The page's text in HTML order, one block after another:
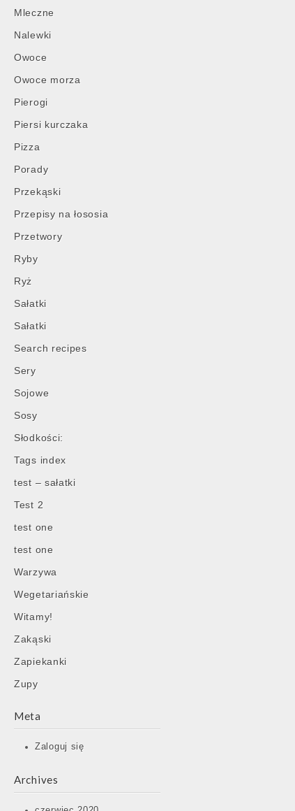
Mleczne
Nalewki
Owoce
Owoce morza
Pierogi
Piersi kurczaka
Pizza
Porady
Przekąski
Przepisy na łososia
Przetwory
Ryby
Ryż
Sałatki
Sałatki
Search recipes
Sery
Sojowe
Sosy
Słodkości:
Tags index
test – sałatki
Test 2
test one
test one
Warzywa
Wegetariańskie
Witamy!
Zakąski
Zapiekanki
Zupy
Meta
Zaloguj się
Archives